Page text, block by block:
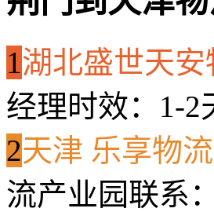
1湖北盛世天
经理时效：1-2
2天津 乐享物
流产业园联系